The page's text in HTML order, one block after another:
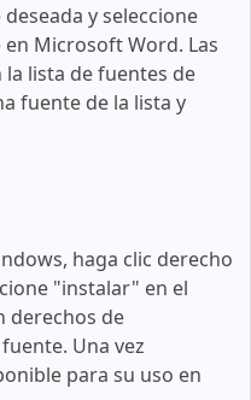
y seleccione
Microsoft Word. Las
lista de fuentes de
fuente de la lista y
haga clic derecho
"instalar" en el
derechos de
Una vez
para su uso en